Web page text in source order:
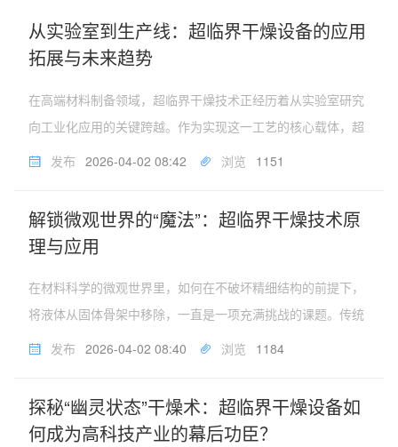
从实验室到生产线：超临界干燥设备的应用
拓展与未来趋势
在高端材料制备领域，超临界干燥技术正经历着从实验室研究
向工业化应用的关键跨越。作为实现这一工艺的核心载体，超
临界干燥设备也在不断迭代升级，其应用边界从最初的气凝胶
发布 2026-04-02 08:42 浏览 1151
解锁微观世界的“魔法”：超临界干燥技术原
理与应用
在材料科学的微观世界里，如何在不破坏精细结构的前提下，
将液体从固体骨架中移除，一直是一项充满挑战的课题。传统
的自然蒸发或加热干燥方法，往往因液体表面张力的存在，导
临界干燥技术的出现，如同...
发布 2026-04-02 08:40 浏览 1184
探秘“幽灵状态”干燥术：超临界干燥设备如
何成为高科技产业的幕后功臣？